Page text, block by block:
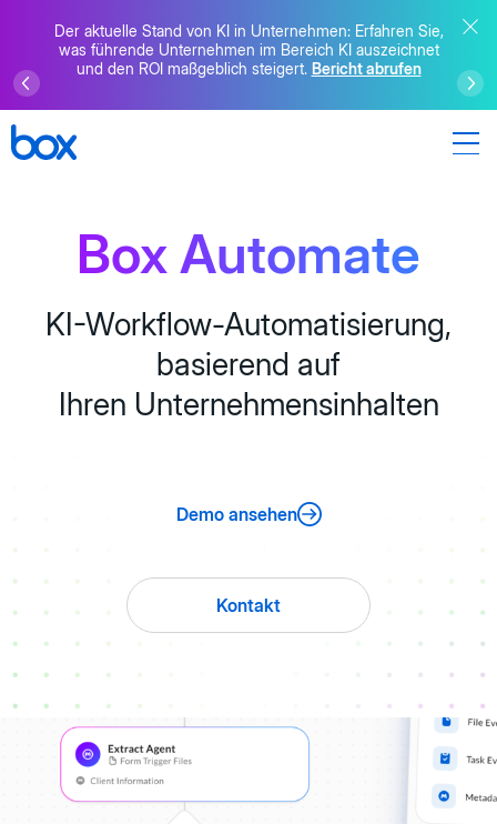
Der aktuelle Stand von KI in Unternehmen: Erfahren Sie,
was führende Unternehmen im Bereich KI auszeichnet
und den ROI maßgeblich steigert. Bericht abrufen
Box Automate
KI-Workflow-Automatisierung,
basierend auf
Ihren Unternehmensinhalten
Demo ansehen
Kontakt